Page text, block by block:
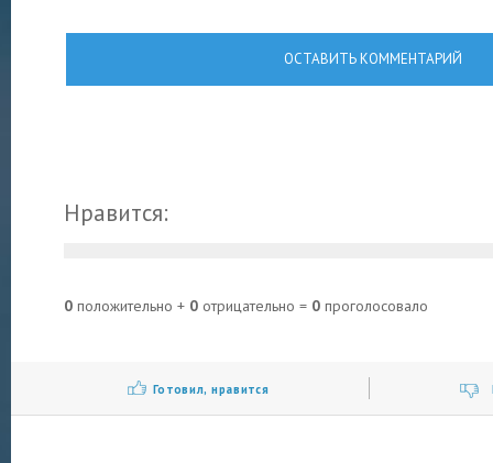
ОСТАВИТЬ КОММЕНТАРИЙ
Нравится:
0 положительно + 0 отрицательно = 0 проголосовало
Готовил, нравится